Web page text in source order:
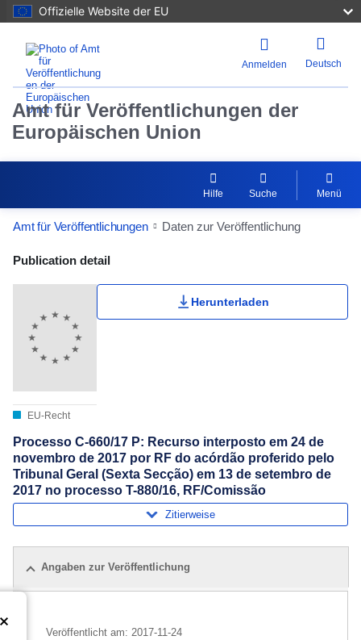
Offizielle Website der EU
Anmelden Deutsch
Amt für Veröffentlichungen der
Europäischen Union
Hilfe Suche Menü
Amt für Veröffentlichungen Daten zur Veröffentlichung
Publication Detail Actions Portlet
Publication detail
EU-Recht
Herunterladen
Processo C-660/17 P: Recurso interposto em 24 de
novembro de 2017 por RF do acórdão proferido pelo
Tribunal Geral (Sexta Secção) em 13 de setembro de
2017 no processo T-880/16, RF/Comissão
Zitierweise
Angaben zur Veröffentlichung
Veröffentlicht am: 2017-11-24